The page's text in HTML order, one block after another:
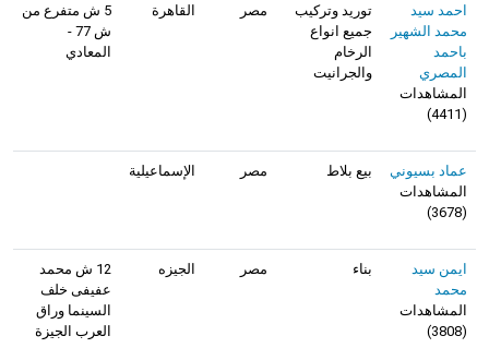
احمد سيد
محمد الشهير
باحمد
المصري
المشاهدات
(
4411
)
توريد وتركيب
جميع انواع
الرخام
والجرانيت
مصر القاهرة
5 ش متفرع من
ش 77 -
المعادي
عماد بسيوني
المشاهدات
(
3678
)
بيع بلاط مصر الإسماعيلية
ايمن سيد
محمد
المشاهدات
(
3808
)
بناء مصر الجيزه
12 ش محمد
عفيفى خلف
السينما وراق
العرب الجيزة